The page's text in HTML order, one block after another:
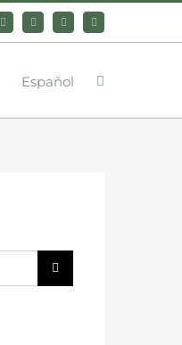
BlueskyLinkedInYouTubeInstagram
Español